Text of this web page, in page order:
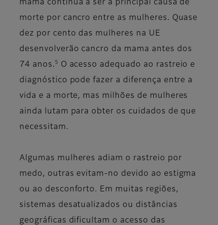
mama continua a ser a principal causa de
morte por cancro entre as mulheres. Quase
dez por cento das mulheres na UE
desenvolverão cancro da mama antes dos
74 anos. 5
O acesso adequado ao rastreio e
diagnóstico pode fazer a diferença entre a
vida e a morte, mas milhões de mulheres
ainda lutam para obter os cuidados de que
necessitam.
Algumas mulheres adiam o rastreio por
medo, outras evitam-no devido ao estigma
ou ao desconforto. Em muitas regiões,
sistemas desatualizados ou distâncias
geográficas dificultam o acesso das